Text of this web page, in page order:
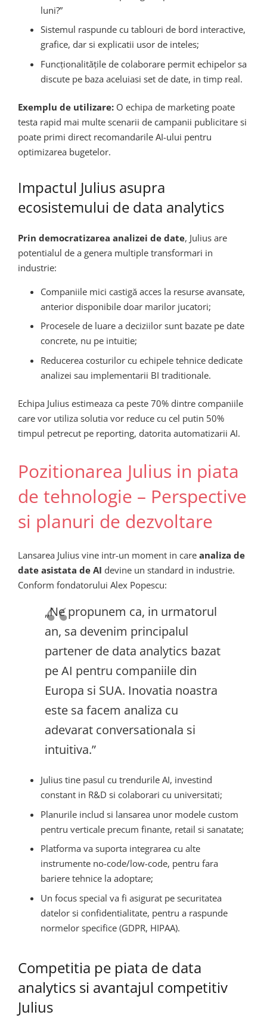
luni?”
Sistemul raspunde cu tablouri de bord interactive,
grafice, dar si explicatii usor de inteles;
Funcționalitățile de colaborare permit echipelor sa
discute pe baza aceluiasi set de date, in timp real.
Exemplu de utilizare: O echipa de marketing poate
testa rapid mai multe scenarii de campanii publicitare si
poate primi direct recomandarile AI-ului pentru
optimizarea bugetelor.
Impactul Julius asupra
ecosistemului de data analytics
Prin democratizarea analizei de date, Julius are
potentialul de a genera multiple transformari in
industrie:
Companiile mici castigă acces la resurse avansate,
anterior disponibile doar marilor jucatori;
Procesele de luare a deciziilor sunt bazate pe date
concrete, nu pe intuitie;
Reducerea costurilor cu echipele tehnice dedicate
analizei sau implementarii BI traditionale.
Echipa Julius estimeaza ca peste 70% dintre companiile
care vor utiliza solutia vor reduce cu cel putin 50%
timpul petrecut pe reporting, datorita automatizarii AI.
Pozitionarea Julius in piata
de tehnologie – Perspective
si planuri de dezvoltare
Lansarea Julius vine intr-un moment in care analiza de
date asistata de AI devine un standard in industrie.
Conform fondatorului Alex Popescu:
„Ne propunem ca, in urmatorul
an, sa devenim principalul
partener de data analytics bazat
pe AI pentru companiile din
Europa si SUA. Inovatia noastra
este sa facem analiza cu
adevarat conversationala si
intuitiva.”
Julius tine pasul cu trendurile AI, investind
constant in R&D si colaborari cu universitati;
Planurile includ si lansarea unor modele custom
pentru verticale precum finante, retail si sanatate;
Platforma va suporta integrarea cu alte
instrumente no-code/low-code, pentru fara
bariere tehnice la adoptare;
Un focus special va fi asigurat pe securitatea
datelor si confidentialitate, pentru a raspunde
normelor specifice (GDPR, HIPAA).
Competitia pe piata de data
analytics si avantajul competitiv
Julius